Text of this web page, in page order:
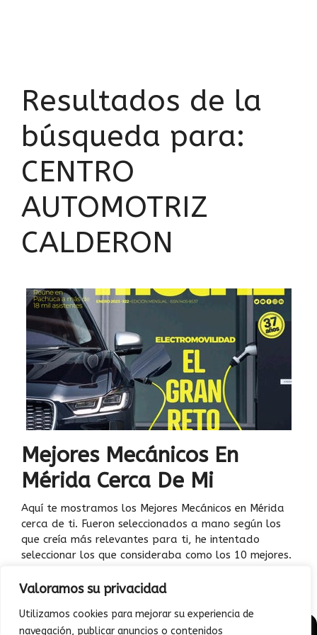
Valoramos su privacidad
Utilizamos cookies para mejorar su experiencia de
navegación, publicar anuncios o contenidos
Resultados de la
búsqueda para:
CENTRO
AUTOMOTRIZ
CALDERON
Mejores Mecánicos En
Mérida Cerca De Mi
Aquí te mostramos los Mejores Mecánicos en Mérida
cerca de ti. Fueron seleccionados a mano según los
que creía más relevantes para ti, he intentado
seleccionar los que consideraba como los 10 mejores.